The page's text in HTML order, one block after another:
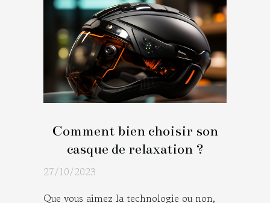
Comment bien choisir son
casque de relaxation ?
27/10/2023
Que vous aimez la technologie ou non,